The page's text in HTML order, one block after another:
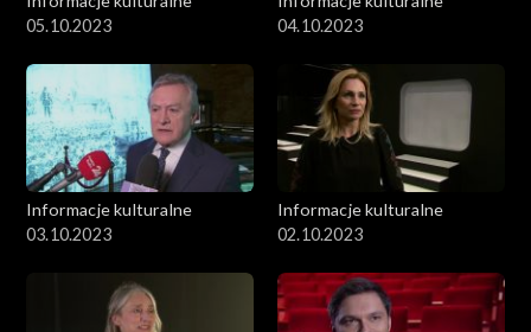
05.10.2023
04.10.2023
Informacje kulturalne
03.10.2023
Informacje kulturalne
02.10.2023